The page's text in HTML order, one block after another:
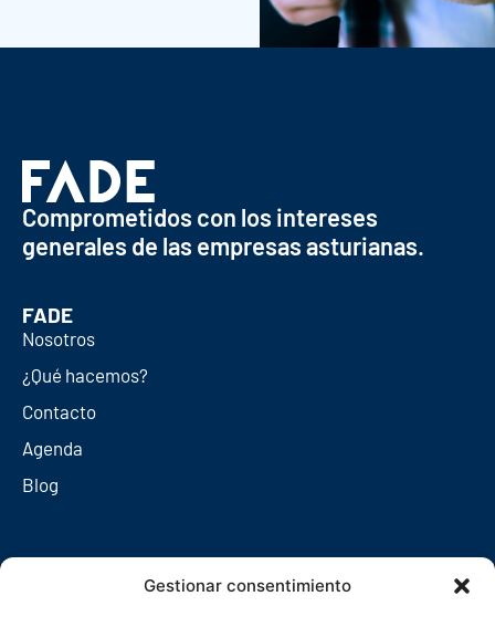
Gestionar consentimiento
Comprometidos con los intereses
generales de las empresas asturianas.
FADE
Nosotros
¿Qué hacemos?
Contacto
Agenda
Blog
Redes sociales